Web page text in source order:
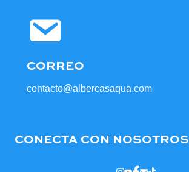
CORREO
contacto@albercasaqua.com
CONECTA CON NOSOTROS